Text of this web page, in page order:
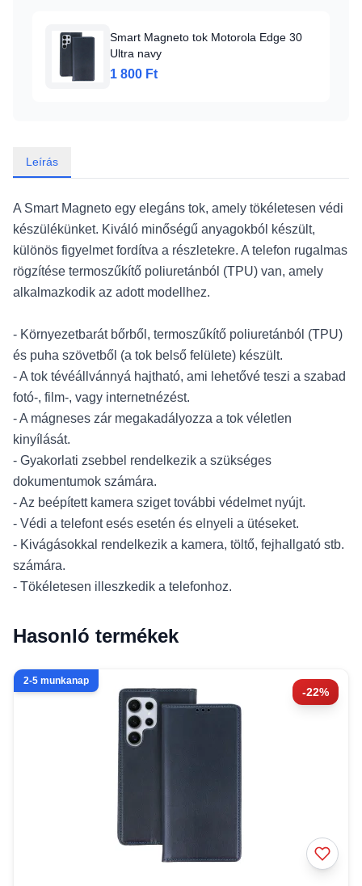
Smart Magneto tok Motorola Edge 30
Ultra navy
1 800 Ft
Leírás
A Smart Magneto egy elegáns tok, amely tökéletesen védi
készülékünket. Kiváló minőségű anyagokból készült,
különös figyelmet fordítva a részletekre. A telefon rugalmas
rögzítése termoszűkítő poliuretánból (TPU) van, amely
alkalmazkodik az adott modellhez.
- Környezetbarát bőrből, termoszűkítő poliuretánból (TPU)
és puha szövetből (a tok belső felülete) készült.
- A tok tévéállvánnyá hajtható, ami lehetővé teszi a szabad
fotó-, film-, vagy internetnézést.
- A mágneses zár megakadályozza a tok véletlen
kinyílását.
- Gyakorlati zsebbel rendelkezik a szükséges
dokumentumok számára.
- Az beépített kamera sziget további védelmet nyújt.
- Védi a telefont esés esetén és elnyeli a ütéseket.
- Kivágásokkal rendelkezik a kamera, töltő, fejhallgató stb.
számára.
- Tökéletesen illeszkedik a telefonhoz.
Hasonló termékek
-22%
2-5 munkanap